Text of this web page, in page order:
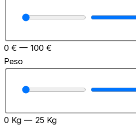
0 € — 100 €
Peso
0 Kg — 25 Kg